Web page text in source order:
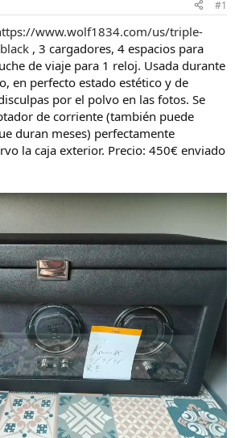
#1
www.wolf1834.com/us/triple-
, 3 cargadores, 4 espacios para
de viaje para 1 reloj. Usada durante
en perfecto estado estético y de
por el polvo en las fotos. Se
de corriente (también puede
duran meses) perfectamente
la caja exterior. Precio: 450€ enviado